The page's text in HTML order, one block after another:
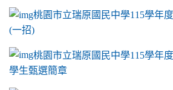
桃園市立瑞原國民中學115學年
(一招)
桃園市立瑞原國民中學115學年
學生甄選簡章